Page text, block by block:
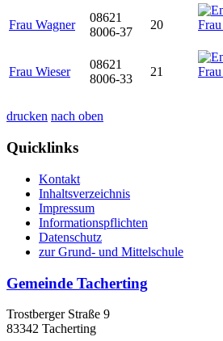
Frau Wagner
08621
8006-37
20
Frau Wieser
08621
8006-33
21
drucken nach oben
Quicklinks
Kontakt
Inhaltsverzeichnis
Impressum
Informationspflichten
Datenschutz
zur Grund- und Mittelschule
Gemeinde Tacherting
Trostberger Straße 9
83342 Tacherting